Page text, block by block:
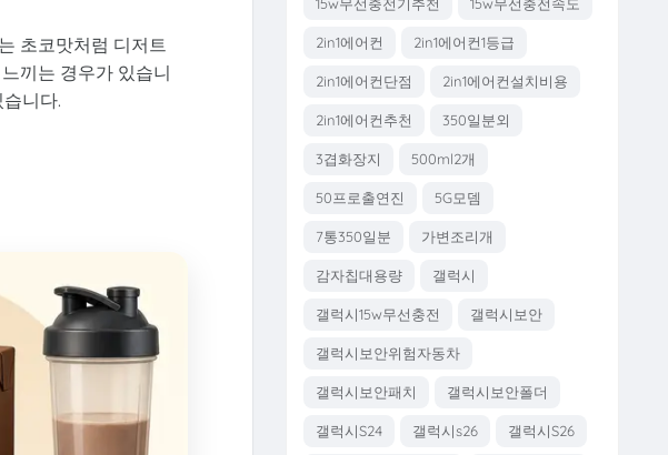
초코맛처럼 디저트
끼는 경우가 있습니
니다.
2in1에어컨 2in1에어컨1등급
2in1에어컨단점 2in1에어컨설치비용
2in1에어컨추천 350일분외
3겹화장지 500ml2개
50프로출연진 5G모뎀
7통350일분 가변조리개
감자칩대용량 갤럭시
갤럭시15w무선충전 갤럭시보안
갤럭시보안위험자동차
갤럭시보안패치 갤럭시보안폴더
갤럭시S24 갤럭시s26 갤럭시S26